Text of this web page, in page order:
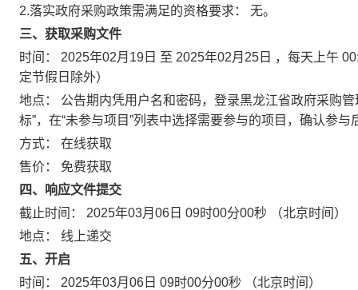
2.落实政府采购政策需满足的资格要求： 无。
三、获取采购文件
时间： 2025年02月19日 至 2025年02月25日 ，每天上午
定节假日除外）
地点： 公告期内凭用户名和密码，登录黑龙江省政府采购
标”，在“未参与项目”列表中选择需要参与的项目，确认参与
方式： 在线获取
售价： 免费获取
四、响应文件提交
截止时间： 2025年03月06日 09时00分00秒
（北京时间）
地点： 线上递交
五、开启
时间： 2025年03月06日 09时00分00秒
（北京时间）